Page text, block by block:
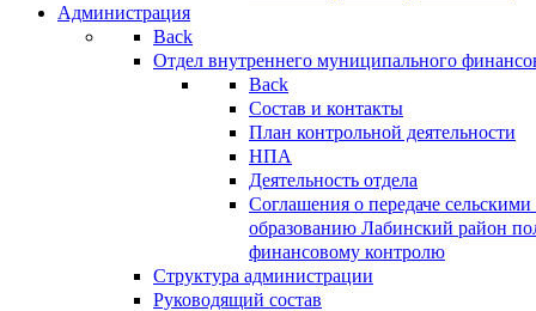
Администрация
Back
Отдел внутреннего муниципального
Back
Состав и контакты
План контрольной деятельности
НПА
Деятельность отдела
Соглашения о передаче
образованию Лабинский район
финансовому контролю
Структура администрации
Руководящий состав